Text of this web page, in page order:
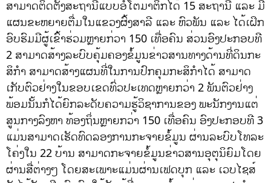
ສາມາດຕິດຕັ້ງສະຖານີແບບອໍໂຕມາຕິກໄດ້ 15 ສະຖານີ ແລະ ມີ
ແຜນຂະຫຍາຍຕື່ມໃນແຂວງຜົ້ງສາລີ ແລະ ຫົວພັນ ແລະ ໄດ້ເຝິກ
ອົບຮົມມີຜູ້ເຂົ້າຮ່ວມຫຼາຍກ່ວາ 150 ເທື່ອຄົນ ສ່ວນອົງປະກອບທີ
2 ສາມາດສ້າງລະບົບຄຸ້ມຄອງຂໍ້ມູນຂ່າວສານທາງດ້ານທີ່ດິນກະ
ສິກໍາ ສາມາດສ້າງແຜນທີ່ໃນການປົກຄຸມກະສິກໍາໄດ້ ສາມາດ
ເກັບຕົວຢ່າງໃນຂອບເຂດທົ່ວປະເທດຫຼາຍກວ່າ 2 ພັນຕົວຢ່າງ
ພ້ອມນັ້ນກໍໄດ້ຍົກລະດັບຄວາມຮູ້ວິຊາການຂອງ ພະນັກງານແຕ່
ສູນກາງລົງຫາ ທ້ອງຖິ່ນຫຼາຍກວ່າ 150 ເທື່ອຄົນ ອົງປະກອບທີ 3
ແມ່ນສາມາດເຮັດທົດລອງການກະຈາຍຂໍ້ມູນ ຜ່ານລະບົບໂທລະ
ໂຄ່ງໃນ 22 ບ້ານ ສາມາດກະຈາຍຂໍ້ມູນຂ່າວສານອຸຕຸນິຍົມໂດຍ
ຜ່ານສື່ຕ່າງໆ ໂດຍສະເພາະແມ່ນຜ່ານເຟດບຸກ ແລະ ເວບໄຊສ໌